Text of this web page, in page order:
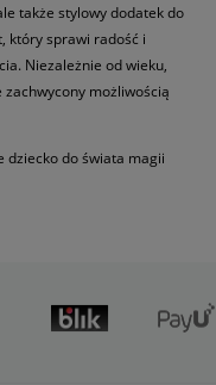
także stylowy dodatek do
który sprawi radość i
Niezależnie od wieku,
zachwycony możliwością
dziecko do świata magii